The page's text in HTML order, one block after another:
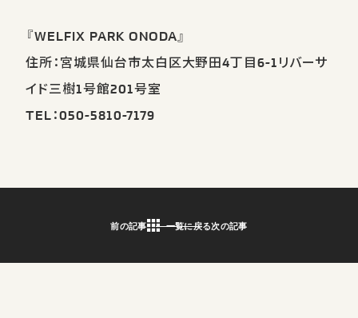
『WELFIX PARK ONODA』
住所：宮城県仙台市太白区大野田4丁目6-1リバーサ
イド三樹1号館201号室
TEL：050-5810-7179
前の記事 一覧に戻る次の記事